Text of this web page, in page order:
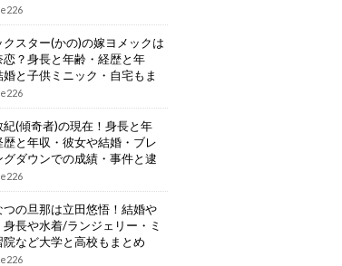
とめ
クスター(かの)の嫁ヨメックは
恋？身長と年齢・経歴と年
婚と子供ミニック・自宅もま
紀(傾奇者)の現在！身長と年
歴と年収・彼女や結婚・ブレ
グダウンでの成績・事件と逮
め
つの旦那は立田悠悟！結婚や
身長や水着/ランジェリー・ミ
院など大学と高校もまとめ